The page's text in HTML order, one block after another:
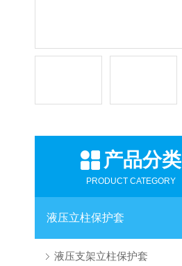
产品分类
PRODUCT CATEGORY
液压立柱保护套
液压支架立柱保护套